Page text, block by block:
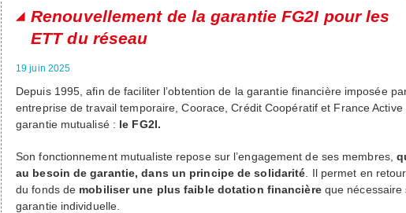
Renouvellement de la garantie FG2I pour les
ETT du réseau
19 juin 2025
Depuis 1995, afin de faciliter l’obtention de la garantie financière imposée
entreprise de travail temporaire, Coorace, Crédit Coopératif et France
garantie mutualisé : le FG2I.
Son fonctionnement mutualiste repose sur l’engagement de ses membres,
au besoin de garantie, dans un principe de solidarité . Il permet en
du fonds de mobiliser une plus faible dotation financière que nécessaire
garantie individuelle.